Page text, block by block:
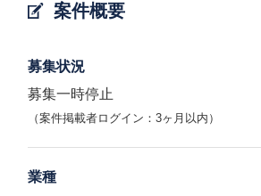
案件概要
募集状況
募集一時停止
（案件掲載者ログイン：3ヶ月以内）
業種